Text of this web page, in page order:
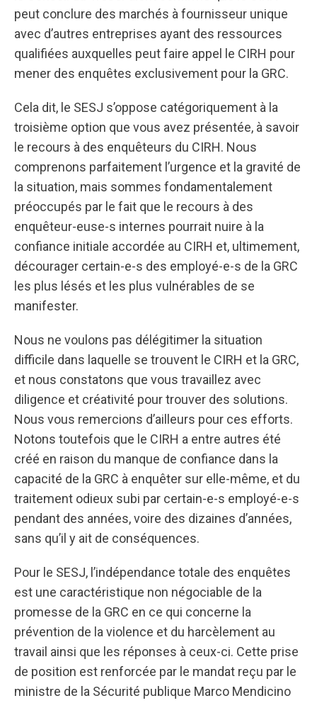
peut conclure des marchés à fournisseur unique
avec d’autres entreprises ayant des ressources
qualifiées auxquelles peut faire appel le CIRH pour
mener des enquêtes exclusivement pour la GRC.
Cela dit, le SESJ s’oppose catégoriquement à la
troisième option que vous avez présentée, à savoir
le recours à des enquêteurs du CIRH. Nous
comprenons parfaitement l’urgence et la gravité de
la situation, mais sommes fondamentalement
préoccupés par le fait que le recours à des
enquêteur-euse-s internes pourrait nuire à la
confiance initiale accordée au CIRH et, ultimement,
décourager certain-e-s des employé-e-s de la GRC
les plus lésés et les plus vulnérables de se
manifester.
Nous ne voulons pas délégitimer la situation
difficile dans laquelle se trouvent le CIRH et la GRC,
et nous constatons que vous travaillez avec
diligence et créativité pour trouver des solutions.
Nous vous remercions d’ailleurs pour ces efforts.
Notons toutefois que le CIRH a entre autres été
créé en raison du manque de confiance dans la
capacité de la GRC à enquêter sur elle-même, et du
traitement odieux subi par certain-e-s employé-e-s
pendant des années, voire des dizaines d’années,
sans qu’il y ait de conséquences.
Pour le SESJ, l’indépendance totale des enquêtes
est une caractéristique non négociable de la
promesse de la GRC en ce qui concerne la
prévention de la violence et du harcèlement au
travail ainsi que les réponses à ceux-ci. Cette prise
de position est renforcée par le mandat reçu par le
ministre de la Sécurité publique Marco Mendicino